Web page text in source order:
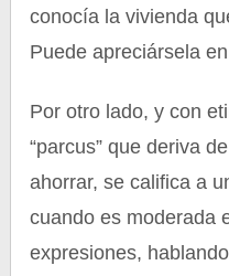
conocía la vivienda
Puede apreciársela
Por otro lado, y con
“parcus” que deriva
ahorrar, se califica a
cuando es moderada
expresiones,